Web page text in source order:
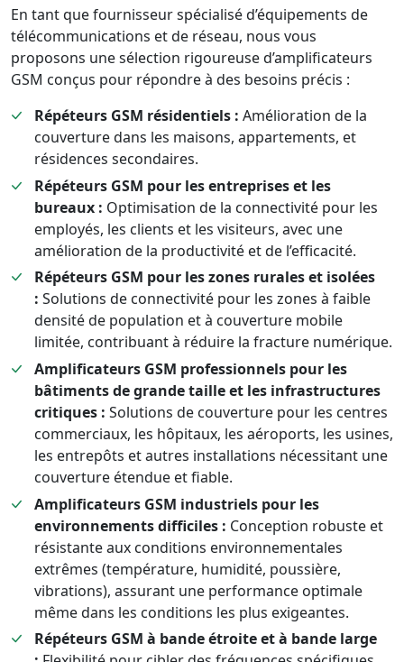
En tant que fournisseur spécialisé d’équipements de
télécommunications et de réseau, nous vous
proposons une sélection rigoureuse d’amplificateurs
GSM conçus pour répondre à des besoins précis :
Répéteurs GSM résidentiels : Amélioration de la
couverture dans les maisons, appartements, et
résidences secondaires.
Répéteurs GSM pour les entreprises et les
bureaux : Optimisation de la connectivité pour les
employés, les clients et les visiteurs, avec une
amélioration de la productivité et de l’efficacité.
Répéteurs GSM pour les zones rurales et isolées
: Solutions de connectivité pour les zones à faible
densité de population et à couverture mobile
limitée, contribuant à réduire la fracture numérique.
Amplificateurs GSM professionnels pour les
bâtiments de grande taille et les infrastructures
critiques : Solutions de couverture pour les centres
commerciaux, les hôpitaux, les aéroports, les usines,
les entrepôts et autres installations nécessitant une
couverture étendue et fiable.
Amplificateurs GSM industriels pour les
environnements difficiles : Conception robuste et
résistante aux conditions environnementales
extrêmes (température, humidité, poussière,
vibrations), assurant une performance optimale
même dans les conditions les plus exigeantes.
Répéteurs GSM à bande étroite et à bande large